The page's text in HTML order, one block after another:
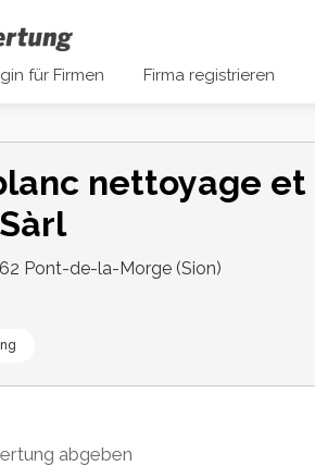
für Firmen Firma registrieren
nettoyage et
Pont-de-la-Morge (Sion)
abgeben